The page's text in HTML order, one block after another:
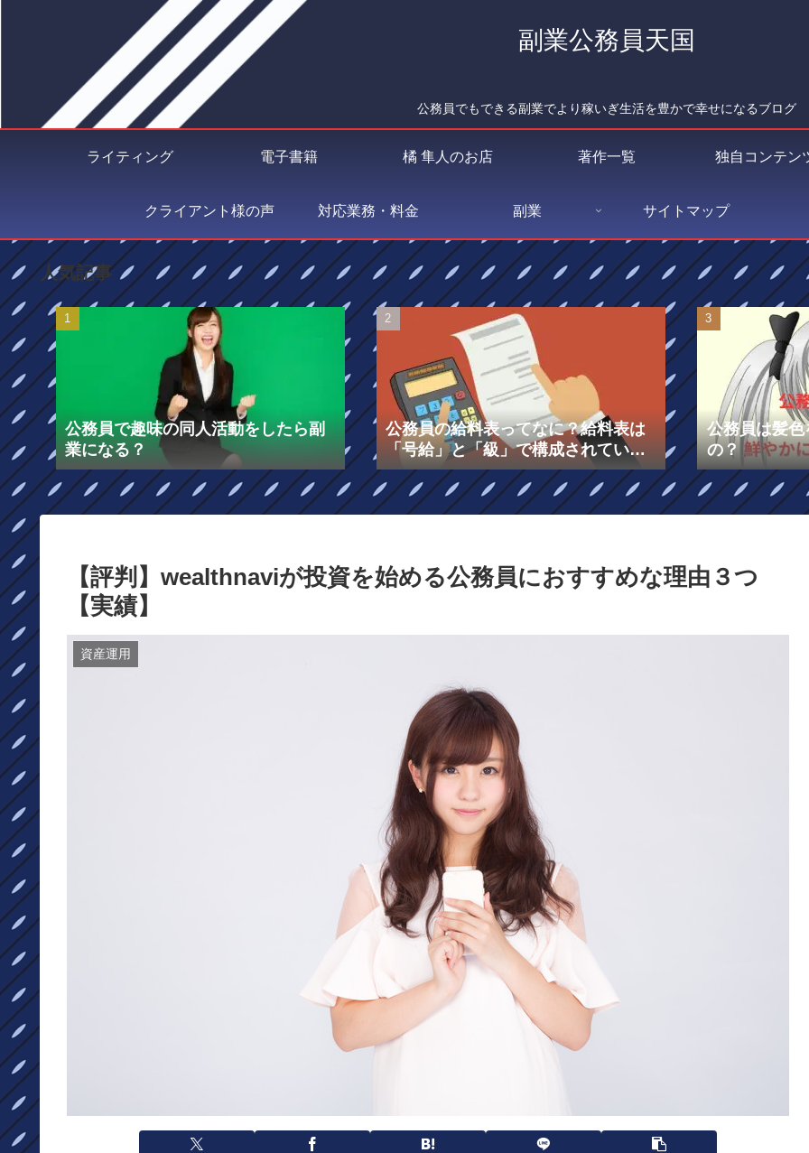
副業公務員天国
公務員でもできる副業でより稼いぎ生活を豊かで幸せになるブログ
ライティング 電子書籍 橘 隼人のお店 著作一覧 独自コンテン
クライアント様の声 対応業務・料金 副業 サイトマップ
人気記事
公務員で趣味の同人活動をしたら副
業になる？
公務員の給料表ってなに？給料表は
「号給」と「級」で構成されてい
る！￼
公務員は髪
の？
【評判】wealthnaviが投資を始める公務員におすすめな理由３つ
【実績】
資産運用